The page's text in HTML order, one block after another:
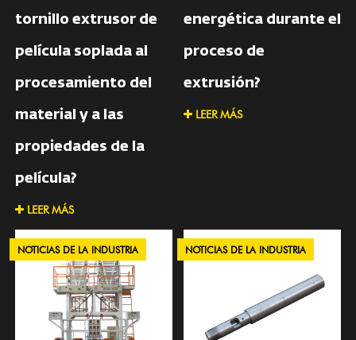
tornillo extrusor de
película soplada al
procesamiento del
material y a las
propiedades de la
película?
LEER MÁS
energética durante el
proceso de
extrusión?
LEER MÁS
NOTICIAS DE LA INDUSTRIA NOTICIAS DE LA INDUSTRIA